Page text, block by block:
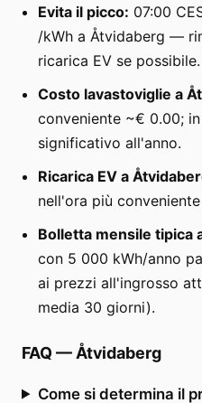
Evita il picco: 07:00
/kWh a Åtvidaberg —
ricarica EV se possibile.
Costo lavastoviglie a
conveniente ~€ 0.00;
significativo all'anno.
Ricarica EV a
nell'ora più
Bolletta mensile tipica
con 5 000 kWh/anno
ai prezzi all'ingrosso
media 30 giorni).
FAQ — Åtvidaberg
Come si determina il